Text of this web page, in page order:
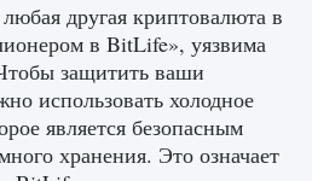
другая криптовалюта в
в BitLife», уязвима
защитить ваши
использовать холодное
является безопасным
хранения. Это означает